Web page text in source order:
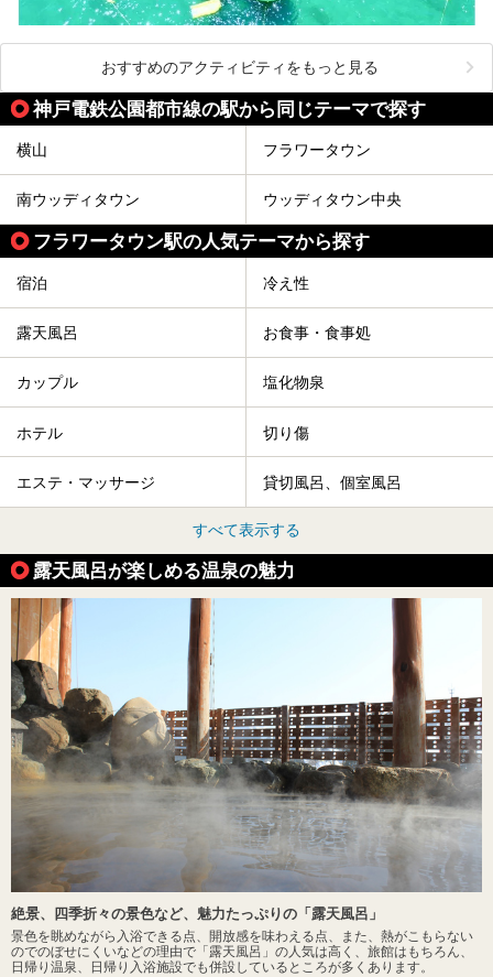
おすすめのアクティビティをもっと見る
神戸電鉄公園都市線の駅から同じテーマで探す
横山 フラワータウン
南ウッディタウン ウッディタウン中央
フラワータウン駅の人気テーマから探す
宿泊 冷え性
露天風呂 お食事・食事処
カップル 塩化物泉
ホテル 切り傷
エステ・マッサージ 貸切風呂、個室風呂
すべて表示する
露天風呂が楽しめる温泉の魅力
絶景、四季折々の景色など、魅力たっぷりの「露天風呂」
景色を眺めながら入浴できる点、開放感を味わえる点、また、熱がこもらない
のでのぼせにくいなどの理由で「露天風呂」の人気は高く、旅館はもちろん、
日帰り温泉、日帰り入浴施設でも併設しているところが多くあります。